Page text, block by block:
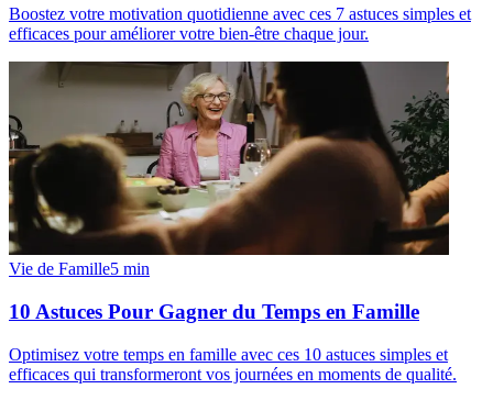
Boostez votre motivation quotidienne avec ces 7 astuces simples et
efficaces pour améliorer votre bien-être chaque jour.
Vie de Famille5 min
10 Astuces Pour Gagner du Temps en Famille
Optimisez votre temps en famille avec ces 10 astuces simples et
efficaces qui transformeront vos journées en moments de qualité.